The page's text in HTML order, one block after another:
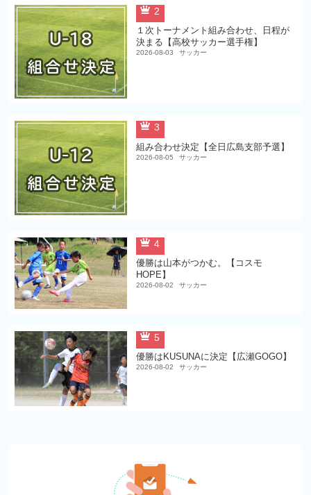
2
１次トーナメント組み合わせ、日程が
決まる【高校サッカー選手権】
2026-08-03 サッカー
3
組み合わせ決定【全日広島支部予選】
2026-08-05 サッカー
4
優勝は山本がつかむ。【コスモ
HOPE】
2026-08-02 サッカー
5
優勝はKUSUNAに決定【広瀬GOGO】
2026-08-02 サッカー